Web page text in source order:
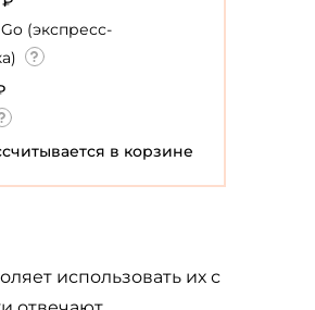
(экспресс-
в корзине
использовать их с